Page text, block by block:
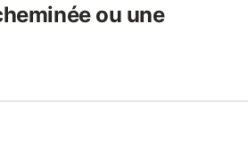
ou une